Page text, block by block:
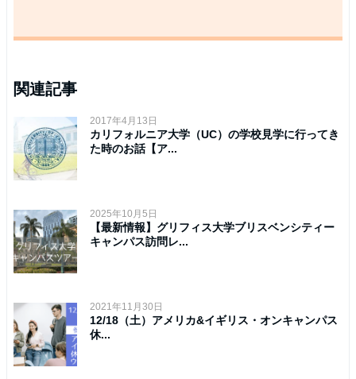
関連記事
2017年4月13日
カリフォルニア大学（UC）の学校見学に行ってき
た時のお話【ア...
2025年10月5日
【最新情報】グリフィス大学ブリスベンシティー
キャンパス訪問レ...
2021年11月30日
12/18（土）アメリカ&イギリス・オンキャンパス
休...